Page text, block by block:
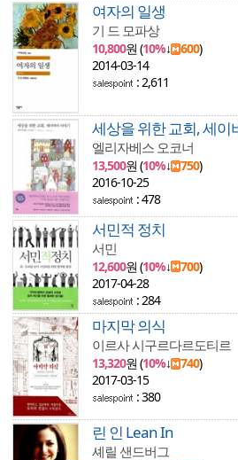
여자의 일생
기 드 모파상
10,800원 (10%↓ 600)
2014-03-14
: 2,611
세상을 위한 교회, 세이
엘리자베스 오코너
13,500원 (10%↓ 750)
2016-10-25
: 478
서민적 정치
서민
12,600원 (10%↓ 700)
2017-04-28
: 284
마지막 의식
이르사 시구르다르도티르
13,320원 (10%↓ 740)
2017-03-15
: 380
린 인 Lean In
셰릴 샌드버그